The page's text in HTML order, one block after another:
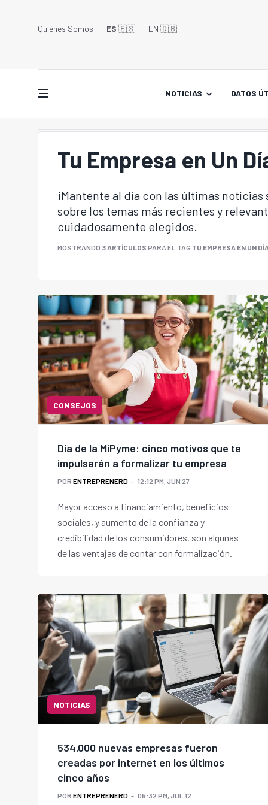
Quiénes Somos ES 🇪🇸 EN 🇬🇧󠁢󠁥󠁮󠁧󠁿
NOTICIAS DATOS
Tu Empresa en Un
¡Mantente al día con las últimas
sobre los temas más recientes y
cuidadosamente elegidos.
MOSTRANDO 3 ARTÍCULOS PARA EL TAG TU EMPRESA EN UN
CONSEJOS
Día de la MiPyme: cinco motivos que te
impulsarán a formalizar tu empresa
POR ENTREPRENERD 12:12 PM, JUN 27
Mayor acceso a financiamiento, beneficios
sociales, y aumento de la confianza y
credibilidad de los consumidores, son algunas
de las ventajas de contar con formalización.
NOTICIAS
534.000 nuevas empresas fueron
creadas por internet en los últimos
cinco años
POR ENTREPRENERD 05:32 PM, JUL 12